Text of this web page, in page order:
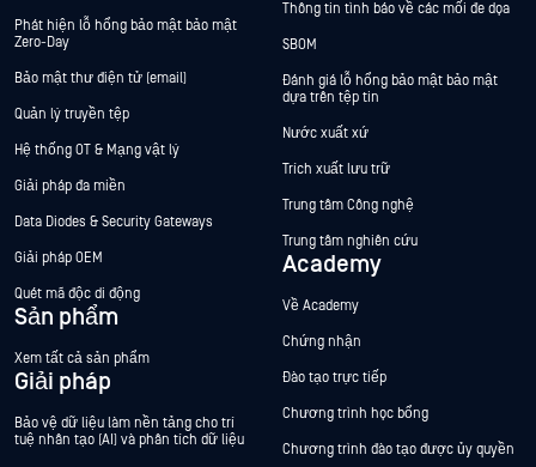
Phát hiện lỗ hổng bảo mật bảo mật
Zero-Day
Bảo mật thư điện tử (email)
Quản lý truyền tệp
Hệ thống OT & Mạng vật lý
Giải pháp đa miền
Data Diodes & Security Gateways
Giải pháp OEM
Quét mã độc di động
Sản phẩm
Xem tất cả sản phẩm
Giải pháp
Bảo vệ dữ liệu làm nền tảng cho trí
tuệ nhân tạo (AI) và phân tích dữ liệu
Thông tin tình báo về các mối đe dọa
SBOM
Đánh giá lỗ hổng bảo mật bảo mật
dựa trên tệp tin
Nước xuất xứ
Trích xuất lưu trữ
Trung tâm Công nghệ
Trung tâm nghiên cứu
Academy
Về Academy
Chứng nhận
Đào tạo trực tiếp
Chương trình học bổng
Chương trình đào tạo được ủy quyền